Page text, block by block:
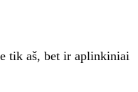
tik aš, bet ir aplinkiniai